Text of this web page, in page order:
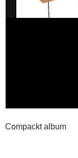
Compackt album